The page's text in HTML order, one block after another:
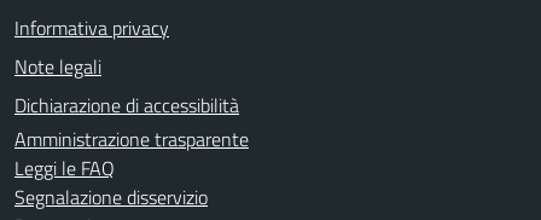
Informativa privacy
Note legali
Dichiarazione di accessibilità
Amministrazione trasparente
Leggi le FAQ
Segnalazione disservizio